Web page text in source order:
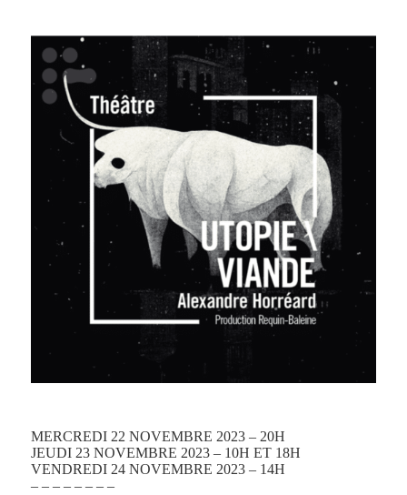
MERCREDI 22 NOVEMBRE 2023 – 20H
JEUDI 23 NOVEMBRE 2023 – 10H ET 18H
VENDREDI 24 NOVEMBRE 2023 – 14H
– – – – – – – –